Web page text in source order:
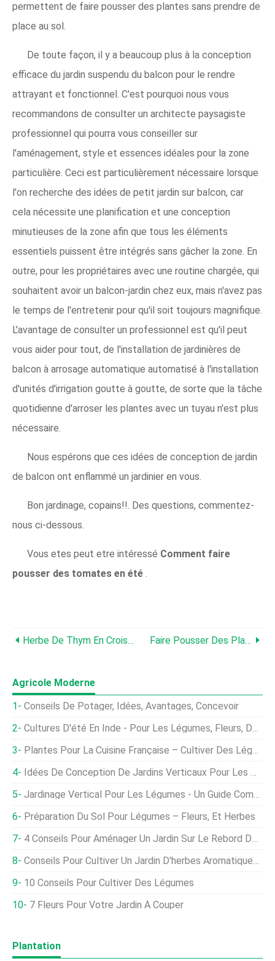
permettent de faire pousser des plantes sans prendre de
place au sol.
De toute façon, il y a beaucoup plus à la conception
efficace du jardin suspendu du balcon pour le rendre
attrayant et fonctionnel. C'est pourquoi nous vous
recommandons de consulter un architecte paysagiste
professionnel qui pourra vous conseiller sur
l'aménagement, style et essences idéales pour la zone
particulière. Ceci est particulièrement nécessaire lorsque
l'on recherche des idées de petit jardin sur balcon, car
cela nécessite une planification et une conception
minutieuses de la zone afin que tous les éléments
essentiels puissent être intégrés sans gâcher la zone. En
outre, pour les propriétaires avec une routine chargée, qui
souhaitent avoir un balcon-jardin chez eux, mais n'avez pas
le temps de l'entretenir pour qu'il soit toujours magnifique.
L'avantage de consulter un professionnel est qu'il peut
vous aider pour tout, de l'installation de jardinières de
balcon à arrosage automatique automatisé à l'installation
d'unités d'irrigation goutte à goutte, de sorte que la tâche
quotidienne d'arroser les plantes avec un tuyau n'est plus
nécessaire.
Nous espérons que ces idées de conception de jardin
de balcon ont enflammé un jardinier en vous.
Bon jardinage, copains!!. Des questions, commentez-
nous ci-dessous.
Vous etes peut etre intéressé Comment faire
pousser des tomates en été .
Herbe De Thym En Croissance ; Plantation; Se Soucier; Récolte Faire Pousser Des Plantes D'argent En Pots, À L'intérieur À La Maison
Agricole Moderne
Conseils De Potager, Idées, Avantages, Concevoir
Cultures D'été En Inde - Pour Les Légumes, Fleurs, Des Fruits, Herbes
Plantes Pour La Cuisine Française – Cultiver Des Légumes Français Dans Votre Jardin
Idées De Conception De Jardins Verticaux Pour Les Débutants
Jardinage Vertical Pour Les Légumes - Un Guide Complet
Préparation Du Sol Pour Légumes – Fleurs, Et Herbes
4 Conseils Pour Aménager Un Jardin Sur Le Rebord De La Fenêtre
Conseils Pour Cultiver Un Jardin D'herbes Aromatiques D'intérieur
10 Conseils Pour Cultiver Des Légumes
7 Fleurs Pour Votre Jardin À Couper
Plantation